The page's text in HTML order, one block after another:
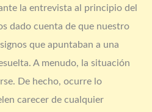
la entrevista al principio del
dado cuenta de que nuestro
que apuntaban a una
A menudo, la situación
De hecho, ocurre lo
carecer de cualquier